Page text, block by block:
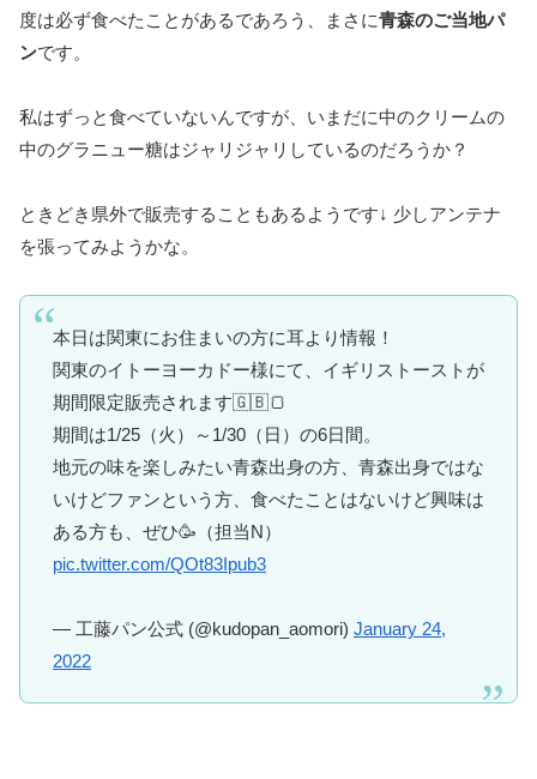
度は必ず食べたことがあるであろう、まさに青森のご当地パ
ンです。
私はずっと食べていないんですが、いまだに中のクリームの
中のグラニュー糖はジャリジャリしているのだろうか？
ときどき県外で販売することもあるようです↓ 少しアンテナ
を張ってみようかな。
本日は関東にお住まいの方に耳より情報！
関東のイトーヨーカドー様にて、イギリストーストが
期間限定販売されます🇬🇧🍞
期間は1/25（火）～1/30（日）の6日間。
地元の味を楽しみたい青森出身の方、青森出身ではな
いけどファンという方、食べたことはないけど興味は
ある方も、ぜひ🥳（担当N）
pic.twitter.com/QOt83Ipub3
— 工藤パン公式 (@kudopan_aomori) January 24,
2022